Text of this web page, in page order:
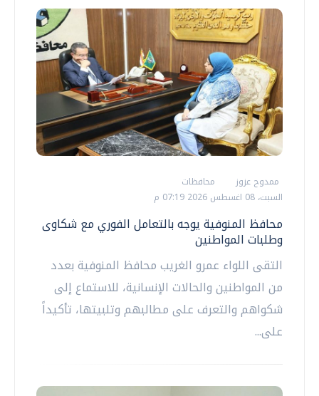
ممدوح عزوز
محافظات
السبت، 08 اغسطس 2026 07:19 م
محافظ المنوفية يوجه بالتعامل الفوري مع شكاوى
وطلبات المواطنين
التقى اللواء عمرو الغريب محافظ المنوفية بعدد
من المواطنين والحالات الإنسانية، للاستماع إلى
شكواهم والتعرف على مطالبهم وتلبيتها، تأكيداً
على...